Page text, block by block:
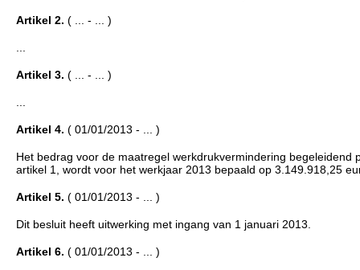
Artikel 2. ( ... - ... )
Artikel 3. ( ... - ... )
Artikel 4. ( 01/01/2013 - ... )
Het bedrag voor de maatregel werkdrukvermindering
artikel 1, wordt voor het werkjaar 2013 bepaald op 3.149.918,25
Artikel 5. ( 01/01/2013 - ... )
Dit besluit heeft uitwerking met ingang van 1 januari 2013.
Artikel 6. ( 01/01/2013 - ... )